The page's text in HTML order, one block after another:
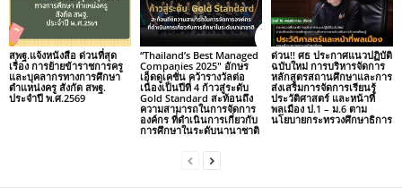
สพฐ.แจ้งหนังสือ ด่วนที่สุด
เรื่อง การย้ายข้าราชการครู
และบุคลากรทางการศึกษา
ตำแหน่งครู สังกัด สพฐ.
ประจำปี พ.ศ.2569
“Thailand’s Best Managed
Companies 2025″ อักษร
เอ็ดดูเคชั่น คว้ารางวัลต่อ
เนื่องเป็นปีที่ 4 ก้าวสู่ระดับ
Gold Standard สะท้อนถึง
ความสามารถในการจัดการ
องค์กร ที่ดำเนินการเกี่ยวกับ
การศึกษาในระดับนานาชาติ
ด่วน!! ศธ ประกาศแนวปฏิบัติ
ฉบับใหม่ การบริหารจัดการ
หลักสูตรสถานศึกษาและการ
ส่งเสริมการจัดการเรียนรู้
ประวัติศาสตร์ และหน้าที่
พลเมือง ป.1 – ม.6 ตาม
นโยบายกระทรวงศึกษาธิการ